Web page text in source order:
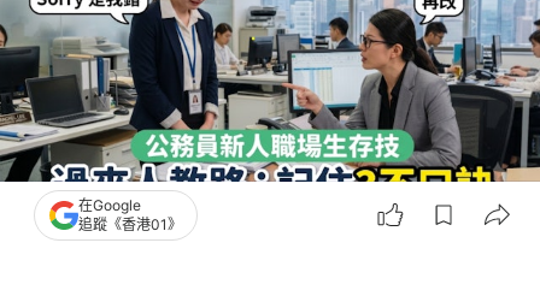
撰文：聯合新聞網
在Google
追蹤《香港01》